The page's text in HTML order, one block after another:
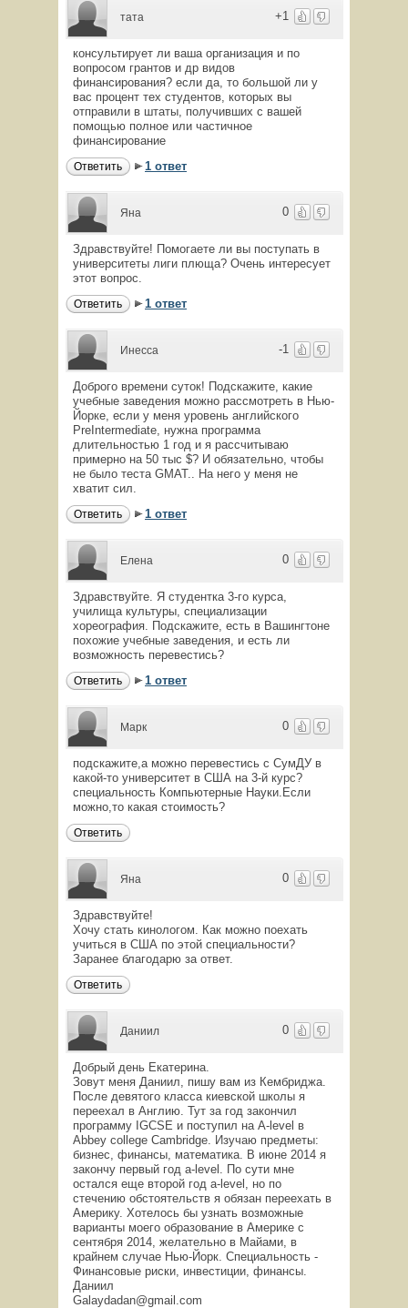
+1
тата
консультирует ли ваша организация и по
вопросом грантов и др видов
финансирования? если да, то большой ли у
вас процент тех студентов, которых вы
отправили в штаты, получивших с вашей
помощью полное или частичное
финансирование
Ответить 1 ответ
0
Яна
Здравствуйте! Помогаете ли вы поступать в
университеты лиги плюща? Очень интересует
этот вопрос.
Ответить 1 ответ
-1
Инесса
Доброго времени суток! Подскажите, какие
учебные заведения можно рассмотреть в Нью-
Йорке, если у меня уровень английского
PreIntermediate, нужна программа
длительностью 1 год и я рассчитываю
примерно на 50 тыс $? И обязательно, чтобы
не было теста GMAT.. На него у меня не
хватит сил.
Ответить 1 ответ
0
Елена
Здравствуйте. Я студентка 3-го курса,
училища культуры, специализации
хореография. Подскажите, есть в Вашингтоне
похожие учебные заведения, и есть ли
возможность перевестись?
Ответить 1 ответ
0
Марк
подскажите,а можно перевестись с СумДУ в
какой-то университет в США на 3-й курс?
специальность Компьютерные Науки.Если
можно,то какая стоимость?
Ответить
0
Яна
Здравствуйте!
Хочу стать кинологом. Как можно поехать
учиться в США по этой специальности?
Заранее благодарю за ответ.
Ответить
0
Даниил
Добрый день Екатерина.
Зовут меня Даниил, пишу вам из Кембриджа.
После девятого класса киевской школы я
переехал в Англию. Тут за год закончил
программу IGCSE и поступил на A-level в
Abbey college Cambridge. Изучаю предметы:
бизнес, финансы, математика. В июне 2014 я
закончу первый год a-level. По сути мне
остался еще второй год a-level, но по
стечению обстоятельств я обязан переехать в
Америку. Хотелось бы узнать возможные
варианты моего образование в Америке с
сентября 2014, желательно в Майами, в
крайнем случае Нью-Йорк. Специальность -
Финансовые риски, инвестиции, финансы.
Даниил
Galaydadan@gmail.com